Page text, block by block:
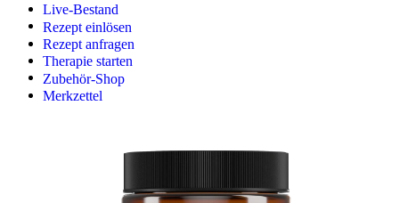
Live-Bestand
Rezept einlösen
Rezept anfragen
Therapie starten
Zubehör-Shop
Merkzettel